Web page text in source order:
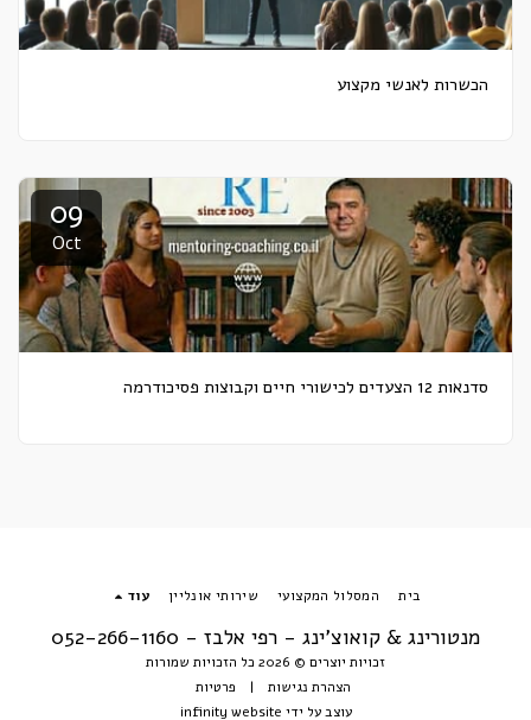
הכשרות לאנשי מקצוע
09
Oct
סדנאות 12 הצעדים לכישורי חיים וקבוצות פסיכודרמה
מנטורינג & קואוצ'ינג - רפי אלבז - 052-266-1160
זכויות יוצרים © 2026 כל הזכויות שמורות
הצהרת נגישות | פרטיות
עוצב על ידי infinity website
בית המסלול המקצועי שירותי אונליין עוד